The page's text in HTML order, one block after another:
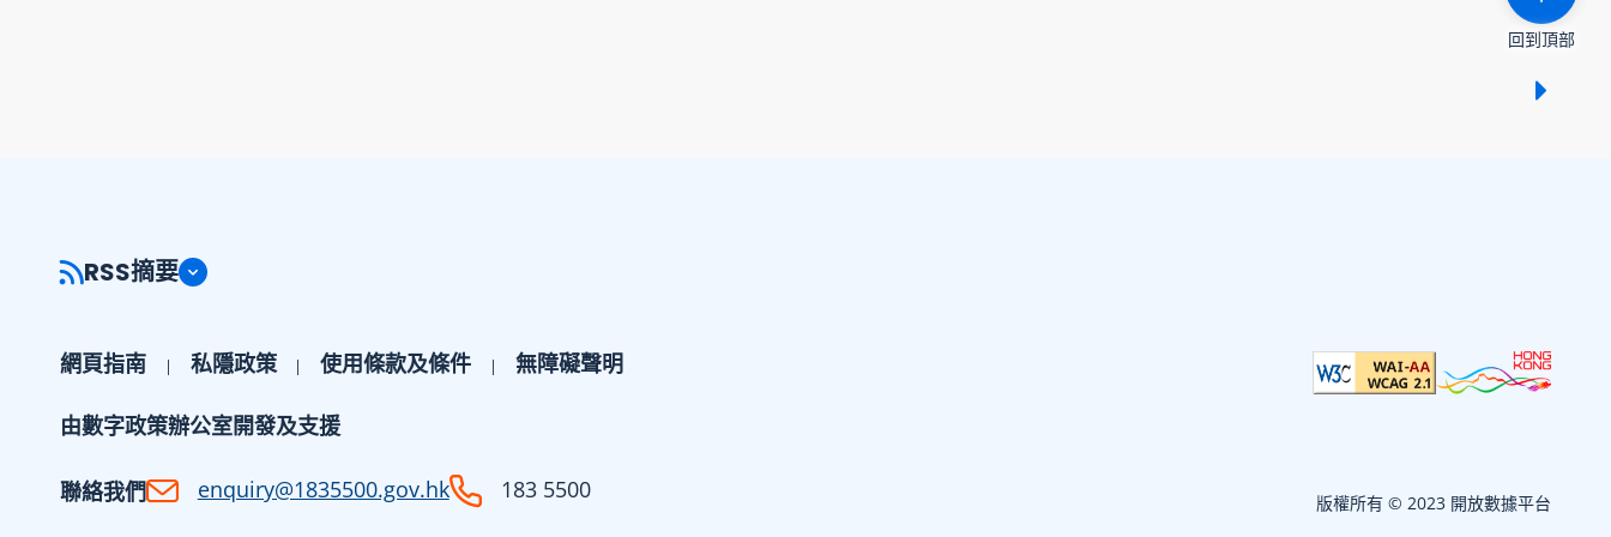
回到頂部
RSS摘要
網頁指南 私隱政策 使用條款及條件 無障礙聲明
由數字政策辦公室開發及支援
聯絡我們 enquiry@1835500.gov.hk 183 5500 版權所有 © 2023 開放數據平台